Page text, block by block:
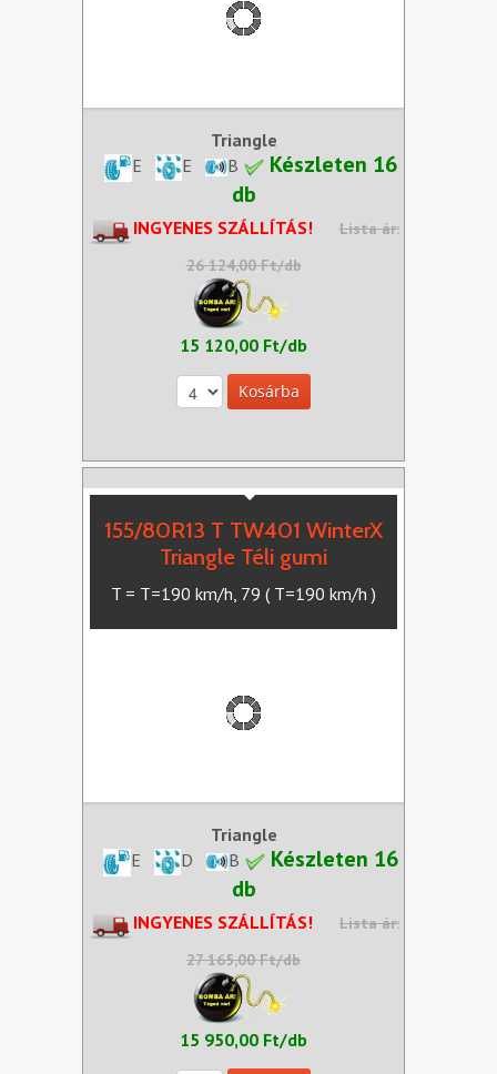
Triangle
E
E B
Készleten 16
db
INGYENES SZÁLLÍTÁS!
Lista ár:
26 124,00 Ft/db
15 120,00 Ft/db
155/80R13 T TW401 WinterX
Triangle Téli gumi
T = T=190 km/h, 79 ( T=190 km/h )
Triangle
E
D B
Készleten 16
db
INGYENES SZÁLLÍTÁS!
Lista ár:
27 165,00 Ft/db
15 950,00 Ft/db